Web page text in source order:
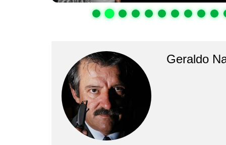
Geraldo